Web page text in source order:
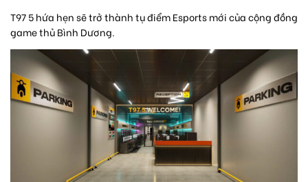
T97 5 hứa hẹn sẽ trở thành tụ điểm Esports mới của cộng đồng
game thủ Bình Dương.